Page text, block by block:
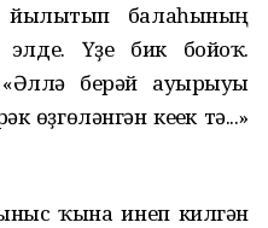
балаһының
Үҙе бик бойоҡ.
берәй ауырыуы
өҙгөләнгән кеүек тә...»
ҡына инеп килгән